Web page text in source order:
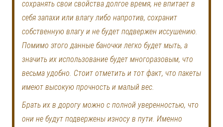
сохранять свои свойства долгое время, не впитает в
себя запахи или влагу либо напротив, сохранит
собственную влагу и не будет подвержен иссушению.
Помимо этого данные баночки легко будет мыть, а
значить их использование будет многоразовым, что
весьма удобно. Стоит отметить и тот факт, что пакеты
имеют высокую прочность и малый вес.
Брать их в дорогу можно с полной уверенностью, что
они не будут подвержены износу в пути. Именно